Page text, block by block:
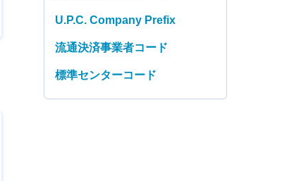
U.P.C. Company Prefix
流通決済事業者コード
標準センターコード